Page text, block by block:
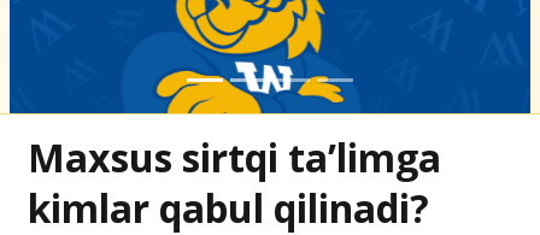
Maxsus sirtqi ta’limga
kimlar qabul qilinadi?